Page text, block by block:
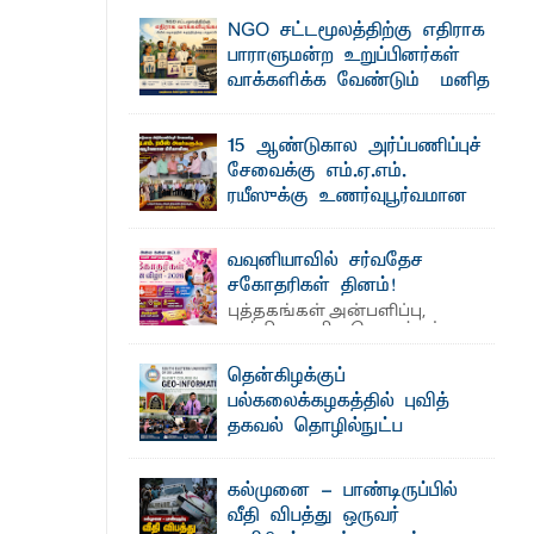
அருட்பணி லூக்ஜோன்
பறிமுதல்
நவீன தொழில்நுட்பமும்
யானைகள்
தங்கப்பதக்கங்கள்,
ஆலோசனைக் கூட்டம்
தெ ன்கிழக்குப் பல்கலைக்கழகத்தின் கலை
மற்றும் கலாசாரப் பீடத்தின் கல்வி மற்றும்
நிர்வாக வளர்ச்சியில் ...
NGO சட்டமூலத்திற்கு எதிராக
பாராளுமன்ற உறுப்பினர்கள்
வாக்களிக்க வேண்டும் – மனித
அருட்பணி லூக்ஜோன் வேண்டுகோள்
ஜே. எப். காமிலா பேகம்- இ லங்கை
அரசாங்கம் அரசுசாரா அமைப்புகள் (NGO)
தொடர்பான புதிய சட்டமூலத்தை ...
15 ஆண்டுகால அர்ப்பணிப்புச்
சேவைக்கு எம்.ஏ.எம்.
ரயீஸுக்கு உணர்வுபூர்வமான
தெ ன்கிழக்குப் பல்கலைக்கழகத்தின்
நிர்வாக பிரிவிலும் பிரயோக விஞ்ஞான
பீடத்திலும் 15 ஆண்டுகள் ...
வவுனியாவில் சர்வதேச
சகோதரிகள் தினம்!
புத்தகங்கள் அன்பளிப்பு,
அத்தியாவசிய பொருட்கள்
வழங்கல், கவியரங்கம் மற்றும் கலை
நிகழ்ச்சிகளுடன் ...தென்கிழக்குப்
பல்கலைக்கழகத்தில் புவித்
தகவல் தொழில்நுட்ப
ஆரம்பம்: பன்முகக் கல்வியும் நவீன
தொழில்நுட்பமும் காலத்தின் தேவை –
பீடாதிபதி பேராசிரியர் எம். எம். பாஸில்
கல்முனை - பாண்டிருப்பில்
வீதி விபத்து ஒருவர்